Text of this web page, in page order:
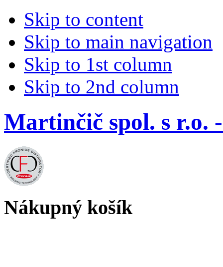
Skip to content
Skip to main navigation
Skip to 1st column
Skip to 2nd column
Martinčič spol. s r.o.
Nákupný košík